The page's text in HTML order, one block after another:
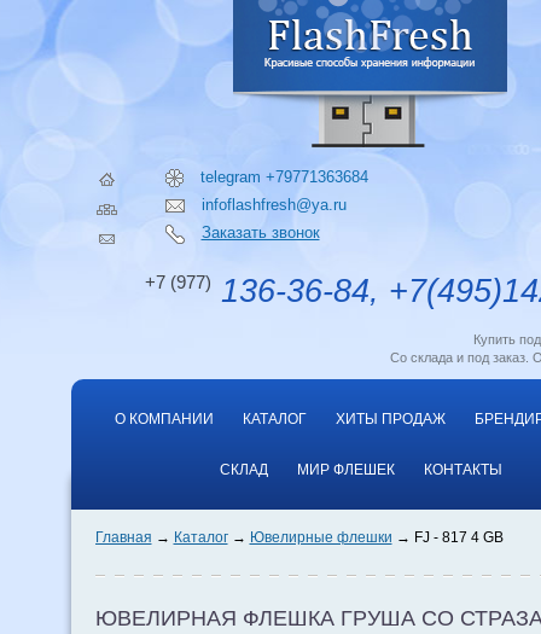
telegram +79771363684
infoflashfresh@ya.ru
Заказать звонок
+7 (977) 136-36-84,
Купить
Со склада и под заказ.
О КОМПАНИИ КАТАЛОГ ХИТЫ ПРОДАЖ
СКЛАД МИР ФЛЕШЕК КОНТАКТЫ
Главная Каталог Ювелирные флешки FJ - 817 4 GB
ЮВЕЛИРНАЯ ФЛЕШКА ГРУША СО